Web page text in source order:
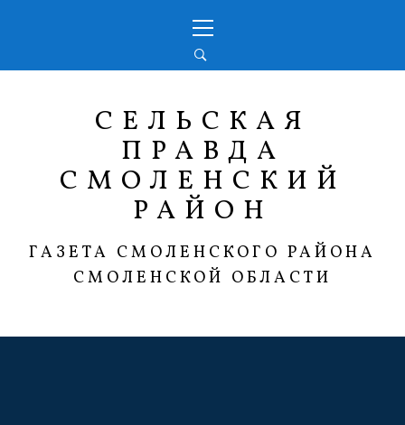
меню
СЕЛЬСКАЯ
ПРАВДА
СМОЛЕНСКИЙ
РАЙОН
ГАЗЕТА СМОЛЕНСКОГО РАЙОНА
СМОЛЕНСКОЙ ОБЛАСТИ